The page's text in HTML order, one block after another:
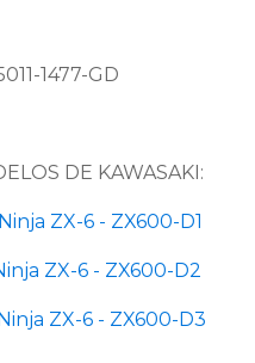
1477-GD
DE KAWASAKI:
ZX-6 - ZX600-D1
ZX-6 - ZX600-D2
ZX-6 - ZX600-D3